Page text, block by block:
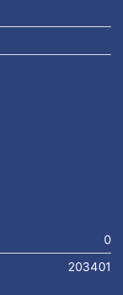
0
203401